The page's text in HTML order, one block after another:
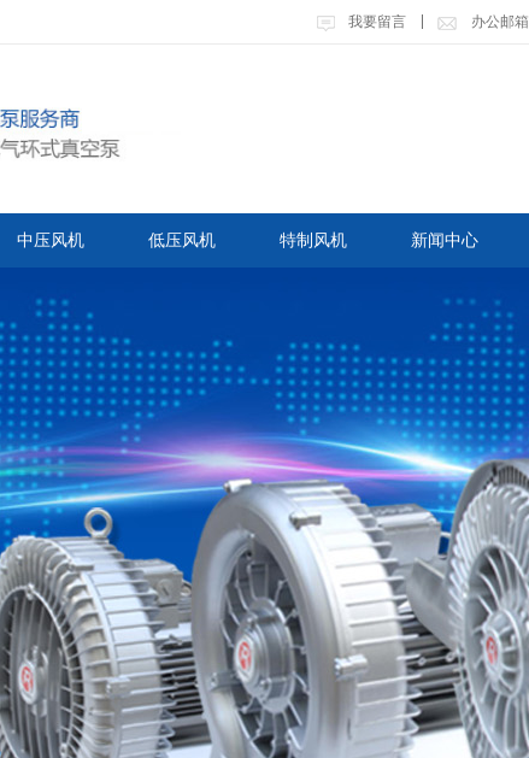
我要留言 办公邮箱
中压风机 低压风机 特制风机 新闻中心